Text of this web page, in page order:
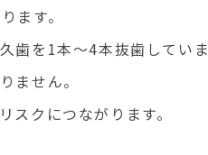
ます。
歯を1本〜4本抜歯していま
ません。
クにつながります。